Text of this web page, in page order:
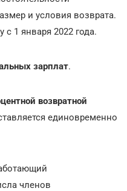
и условия возврата.
с 1 января 2022 года.
зарплат.
возвратной
единовременно
членов